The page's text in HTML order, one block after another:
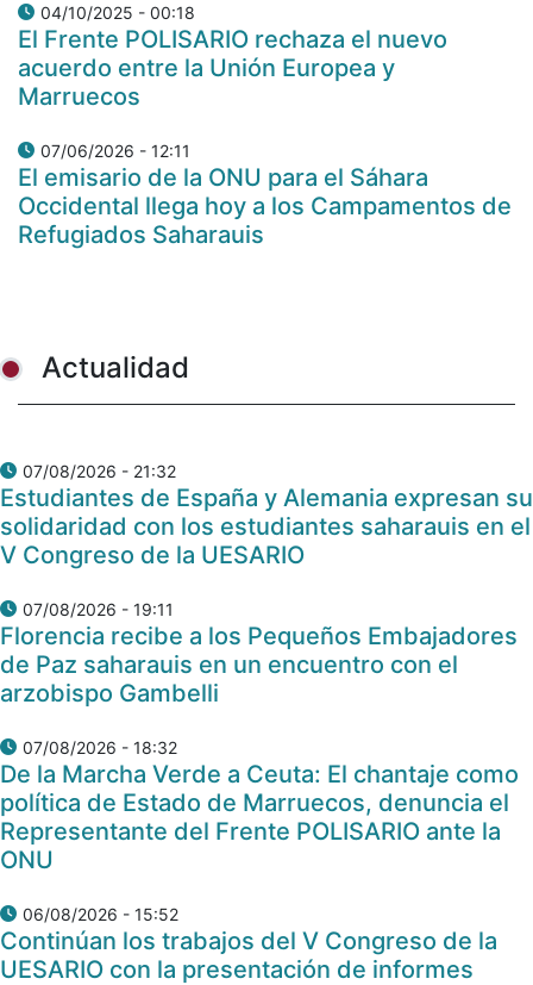
04/10/2025 - 00:18
El Frente POLISARIO rechaza el nuevo
acuerdo entre la Unión Europea y
Marruecos
07/06/2026 - 12:11
El emisario de la ONU para el Sáhara
Occidental llega hoy a los Campamentos de
Refugiados Saharauis
Actualidad
07/08/2026 - 21:32
Estudiantes de España y Alemania expresan su
solidaridad con los estudiantes saharauis en el
V Congreso de la UESARIO
07/08/2026 - 19:11
Florencia recibe a los Pequeños Embajadores
de Paz saharauis en un encuentro con el
arzobispo Gambelli
07/08/2026 - 18:32
De la Marcha Verde a Ceuta: El chantaje como
política de Estado de Marruecos, denuncia el
Representante del Frente POLISARIO ante la
ONU
06/08/2026 - 15:52
Continúan los trabajos del V Congreso de la
UESARIO con la presentación de informes